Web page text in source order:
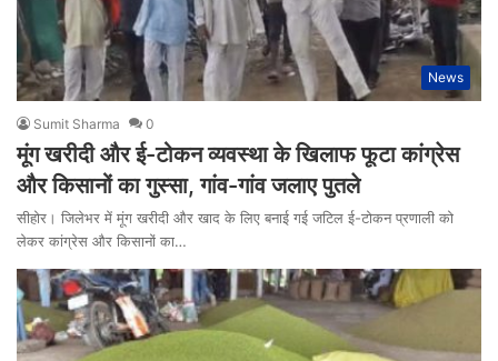
News
Sumit Sharma 0
मूंग खरीदी और ई-टोकन व्यवस्था के खिलाफ फूटा कांग्रेस
और किसानों का गुस्सा, गांव-गांव जलाए पुतले
सीहोर। जिलेभर में मूंग खरीदी और खाद के लिए बनाई गई जटिल ई-टोकन प्रणाली को
लेकर कांग्रेस और किसानों का…